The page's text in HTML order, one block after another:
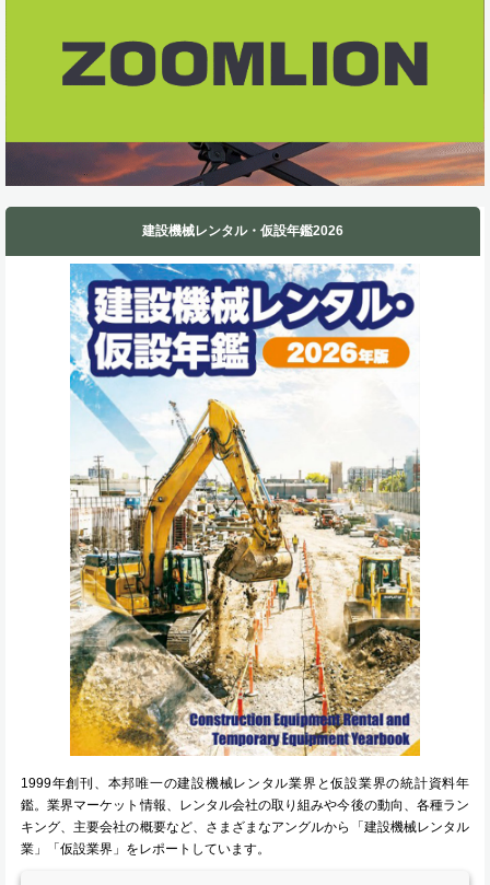
建設機械レンタル・仮設年鑑2026
1999年創刊、本邦唯一の建設機械レンタル業界と仮設業界の統計資料年
鑑。業界マーケット情報、レンタル会社の取り組みや今後の動向、各種ラン
キング、主要会社の概要など、さまざまなアングルから「建設機械レンタル
業」「仮設業界」をレポートしています。